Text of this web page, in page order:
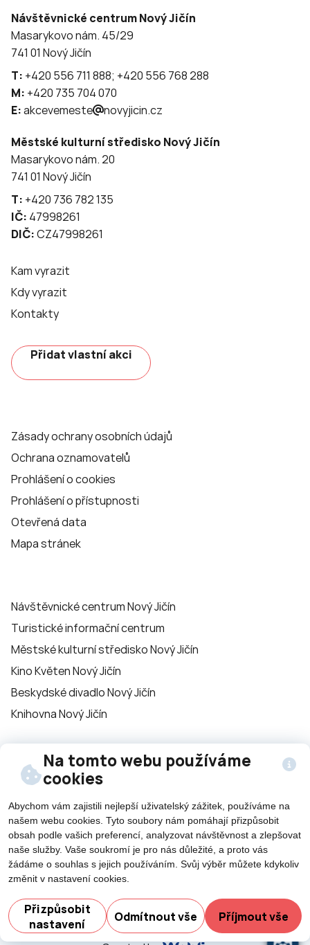
Na tomto webu používáme
cookies
Abychom vám zajistili nejlepší uživatelský zážitek, používáme na
našem webu cookies. Tyto soubory nám pomáhají přizpůsobit
obsah podle vašich preferencí, analyzovat návštěvnost a zlepšovat
naše služby. Vaše soukromí je pro nás důležité, a proto vás
žádáme o souhlas s jejich používáním. Svůj výběr můžete kdykoliv
změnit v nastavení cookies.
Přizpůsobit
nastavení
Odmítnout vše Příjmout vše
Návštěvnické centrum Nový Jičín
Masarykovo nám. 45/29
741 01 Nový Jičín
T: +420 556 711 888; +420 556 768 288
M: +420 735 704 070
E:akcevemeste novyjicin.cz
Městské kulturní středisko Nový Jičín
Masarykovo nám. 20
741 01 Nový Jičín
T: +420 736 782 135
IČ: 47998261
DIČ:CZ47998261
Kam vyrazit
Kdy vyrazit
Kontakty
Přidat vlastní akci
Zásady ochrany osobních údajů
Ochrana oznamovatelů
Prohlášení o cookies
Prohlášení o přístupnosti
Otevřená data
Mapa stránek
Návštěvnické centrum Nový Jičín
Turistické informační centrum
Městské kulturní středisko Nový Jičín
Kino Květen Nový Jičín
Beskydské divadlo Nový Jičín
Knihovna Nový Jičín
Sledujte nás na
sítích
jeho části je umožněn pouze se souhlasem města Nový
Jičín.
Potřebujete poradit?